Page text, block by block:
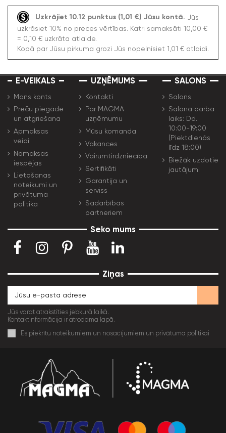
Uzkrājiet 10.12 punktus (1,01 €) Jūsu kontā. Jūs
uzkrāsiet 10% no preces vērtības. Katri samaksāti 10,00 €
= 0,10 € uzkrāta atlaide.
Kopā par Jūsu pirkuma grozi Jūs nopelnīsiet 1,01 € atlaidi.
E-VEIKALS
Mans konts
Preču piegāde
un atgriešana
Apmaksas
veidi
Nomaksas
iespējas
Lietošanas
noteikumi un
privātuma
politika
UZŅĒMUMS
Kontakti
Par MAGMA
uzņēmumu
Mūsu komanda
Vakances
Vairumtirdzniecība
Sertifikāti
Garantija un
serviss
Sadarbības
partneriem
SALONS
Salons
Salona darba
laiks: Dd.
10:00-19:00
(Piektdienās
līdz 18:00)
Biežāk uzdotie
jautājumi
Seko mums
Ziņas
Jūs varat atrakstīties jebkurā laikā.
Kontaktinformācija ir atrodama lapā.
Es piekrītu noteikumiem un nosacījumiem un privātuma politikai